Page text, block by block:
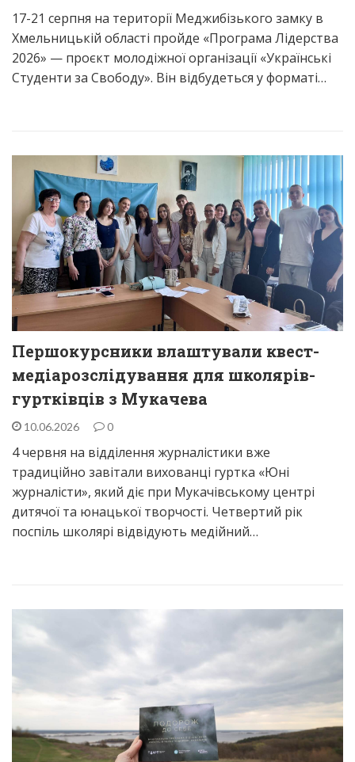
17-21 серпня на території Меджибізького замку в
Хмельницькій області пройде «Програма Лідерства
2026» — проєкт молодіжної організації «Українські
Студенти за Свободу». Він відбудеться у форматі…
Першокурсники влаштували квест-
медіарозслідування для школярів-
гуртківців з Мукачева
10.06.2026 0
4 червня на відділення журналістики вже
традиційно завітали вихованці гуртка «Юні
журналісти», який діє при Мукачівському центрі
дитячої та юнацької творчості. Четвертий рік
поспіль школярі відвідують медійний…